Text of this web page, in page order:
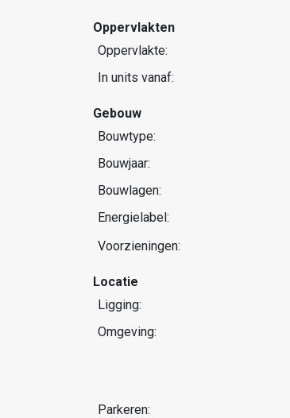
Oppervlakten
Oppervlakte:
In units vanaf:
Gebouw
Bouwtype:
Bouwjaar:
Bouwlagen:
Energielabel:
Voorzieningen:
Locatie
Ligging:
Omgeving:
Parkeren: